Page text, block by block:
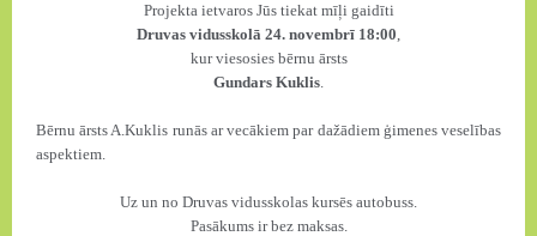
Projekta ietvaros Jūs tiekat mīļi gaidīti
Druvas vidusskolā 24. novembrī 18:00,
kur viesosies bērnu ārsts
Gundars Kuklis.
Bērnu ārsts A.Kuklis runās ar vecākiem par dažādiem ģimenes veselības
aspektiem.
Uz un no Druvas vidusskolas kursēs autobuss.
Pasākums ir bez maksas.